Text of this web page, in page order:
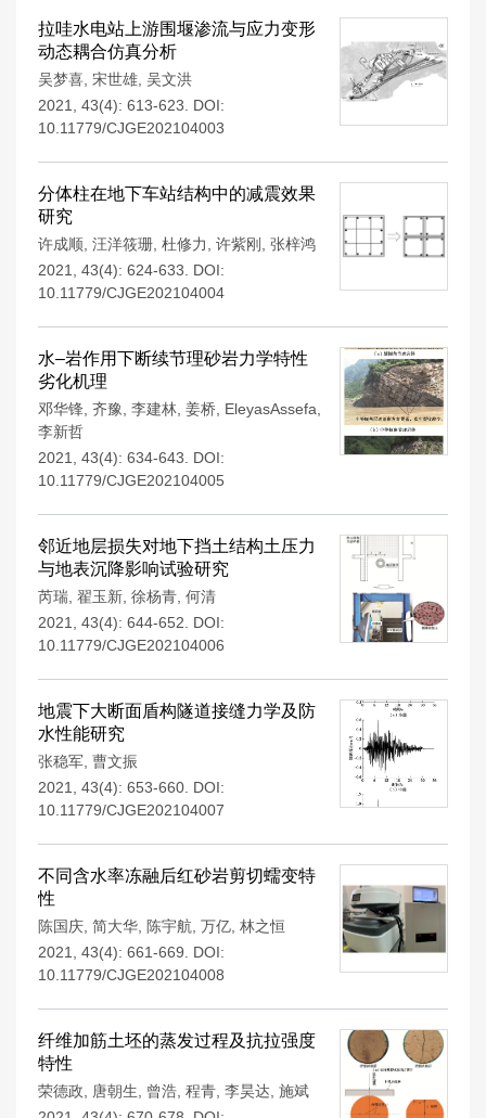
拉哇水电站上游围堰渗流与应力变形
动态耦合仿真分析
吴梦喜 宋世雄 吴文洪
2021, 43(4): 613-623.
DOI:
10.11779/CJGE202104003
分体柱在地下车站结构中的减震效果
研究
许成顺 汪洋筱珊 杜修力 许紫刚
张梓鸿
2021, 43(4): 624-633.
DOI:
10.11779/CJGE202104004
水–岩作用下断续节理砂岩力学特性
劣化机理
邓华锋 齐豫 李建林 姜桥 EleyasAssefa
李新哲
2021, 43(4): 634-643.
DOI:
10.11779/CJGE202104005
邻近地层损失对地下挡土结构土压力
与地表沉降影响试验研究
芮瑞 翟玉新 徐杨青 何清
2021, 43(4): 644-652.
DOI:
10.11779/CJGE202104006
地震下大断面盾构隧道接缝力学及防
水性能研究
张稳军 曹文振
2021, 43(4): 653-660. DOI:
10.11779/CJGE202104007
不同含水率冻融后红砂岩剪切蠕变特
性
陈国庆 简大华 陈宇航 万亿 林之恒
2021, 43(4): 661-669.
DOI:
10.11779/CJGE202104008
纤维加筋土坯的蒸发过程及抗拉强度
特性
荣德政 唐朝生 曾浩 程青 李昊达 施斌